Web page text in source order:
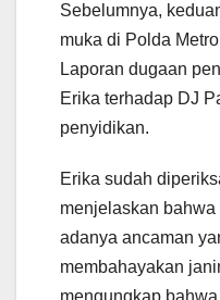
Sebelumnya,
muka di Polda
Laporan dugaan
Erika terhadap DJ
penyidikan.
Erika sudah
menjelaskan
adanya ancaman
membahayakan